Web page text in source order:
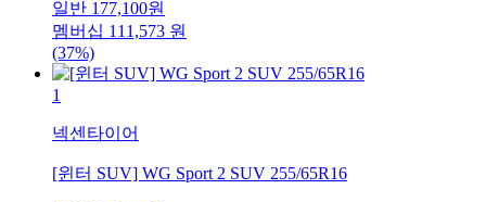
일반 177,100원
멤버십 111,573 원
(37%)
1
넥센타이어
[윈터 SUV] WG Sport 2 SUV 255/65R16